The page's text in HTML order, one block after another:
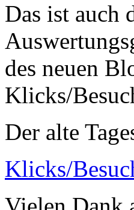
Das ist auch
des neuen
Klicks/
Der alte
Klicks/